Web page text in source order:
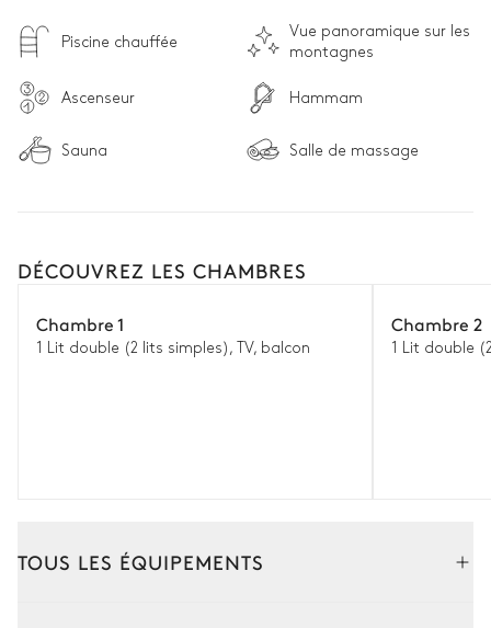
Piscine chauffée
Vue panoramique sur les
montagnes
Ascenseur Hammam
Sauna Salle de massage
DÉCOUVREZ LES CHAMBRES
Chambre 1
1 Lit double (2 lits simples), TV, balcon
Chambre 2
1 Lit double
TOUS LES ÉQUIPEMENTS